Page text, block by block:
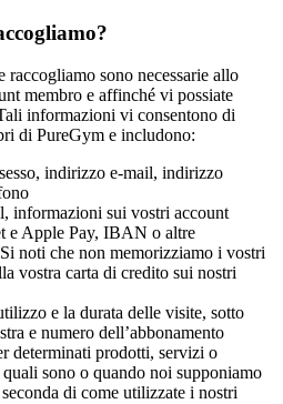
sono necessarie allo
membro e affinché vi possiate
informazioni vi consentono di
di PureGym e includono:
indirizzo e-mail, indirizzo
informazioni sui vostri account
e Apple Pay, IBAN o altre
noti che non memorizziamo i vostri
vostra carta di credito sui nostri
e la durata delle visite, sotto
e numero dell’abbonamento
determinati prodotti, servizi o
sono o quando noi supponiamo
di come utilizzate i nostri